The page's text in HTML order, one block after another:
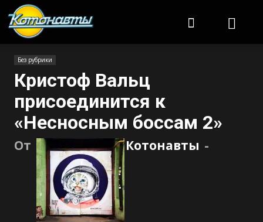
Без рубрики
Кристоф Вальц
присоединится к
«Несносным боссам 2»
От Котонавты -